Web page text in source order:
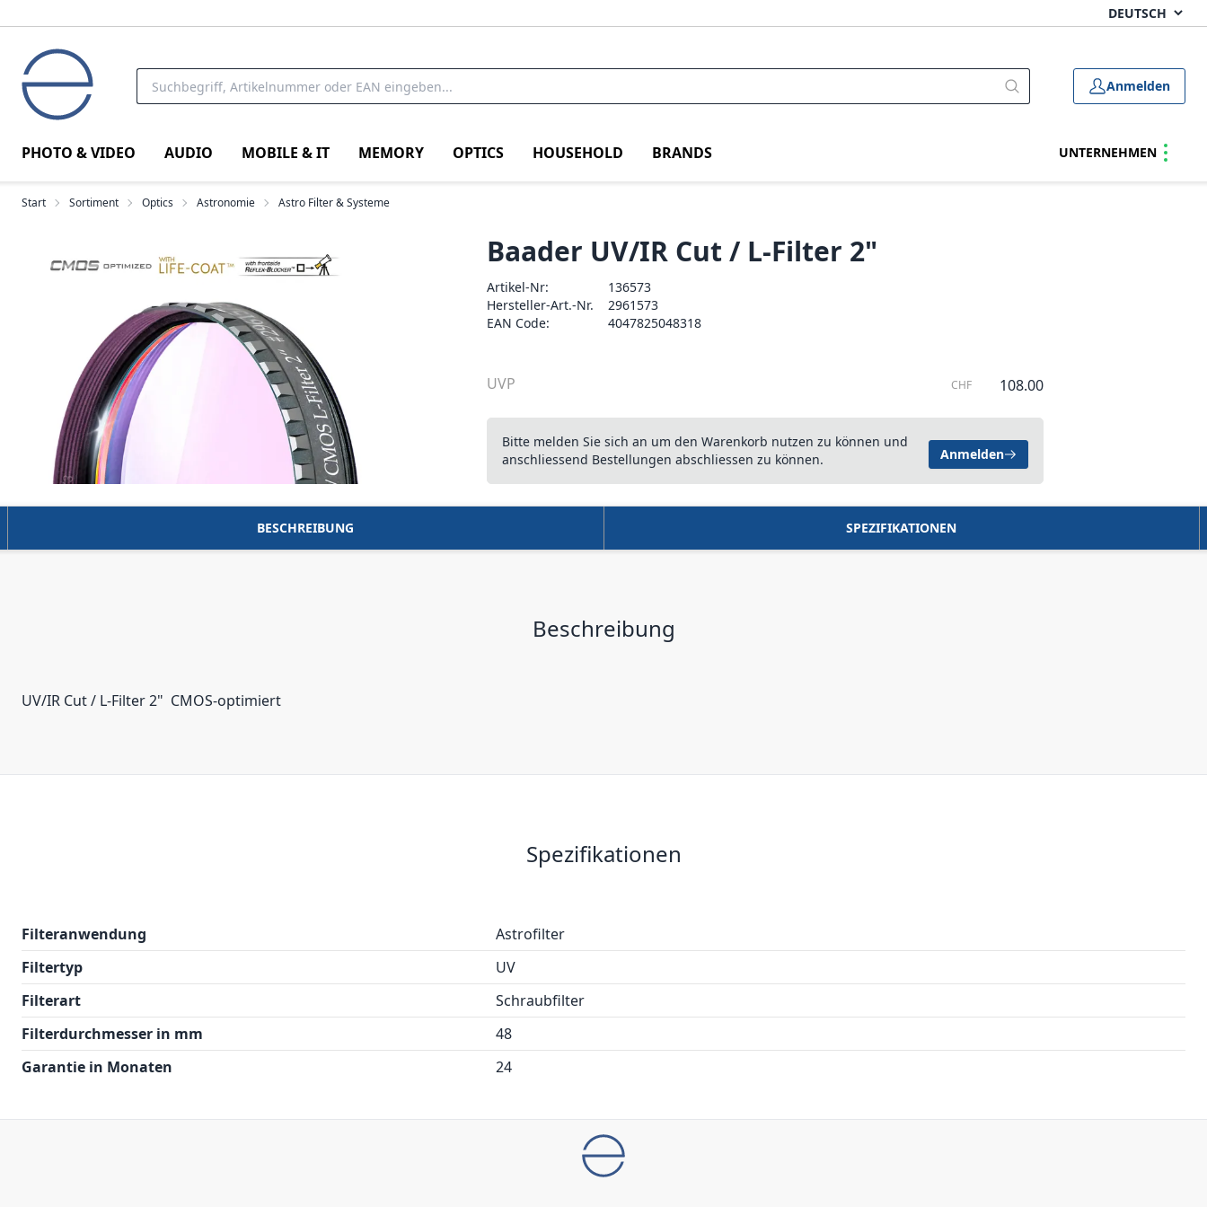
Anmelden
PHOTO & VIDEO AUDIO MOBILE & IT MEMORY OPTICS HOUSEHOLD BRANDS UNTERNEHMEN
Start Sortiment Optics Astronomie Astro Filter & Systeme
Baader UV/IR Cut / L-Filter 2"
Artikel-Nr:
136573
Hersteller-Art.-Nr.
2961573
EAN Code:
4047825048318
UVP CHF 108.00
Bitte melden Sie sich an um den Warenkorb nutzen zu können und
anschliessend Bestellungen abschliessen zu können.
Anmelden
BESCHREIBUNG SPEZIFIKATIONEN
Beschreibung
UV/IR Cut / L-Filter 2"  CMOS-optimiert
Spezifikationen
Filteranwendung
Astrofilter
Filtertyp
UV
Filterart
Schraubfilter
Filterdurchmesser in mm
48
Garantie in Monaten
24